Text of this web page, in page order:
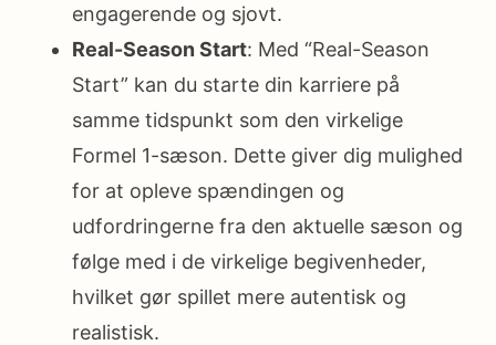
engagerende og sjovt.
Real-Season Start: Med “Real-Season
Start” kan du starte din karriere på
samme tidspunkt som den virkelige
Formel 1-sæson. Dette giver dig mulighed
for at opleve spændingen og
udfordringerne fra den aktuelle sæson og
følge med i de virkelige begivenheder,
hvilket gør spillet mere autentisk og
realistisk.